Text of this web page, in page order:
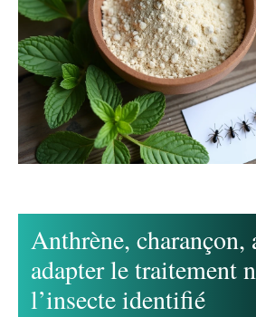
Anthrène, charançon,
adapter le traitement
l’insecte identifié